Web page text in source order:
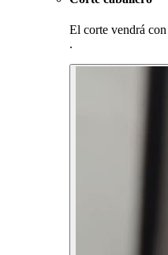
El corte vendrá
.